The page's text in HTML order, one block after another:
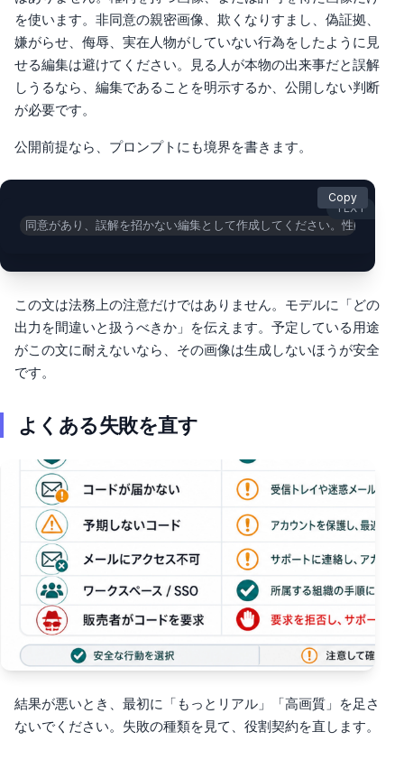
を使います。非同意の親密画像、欺くなりすまし、偽証拠、
嫌がらせ、侮辱、実在人物がしていない行為をしたように見
せる編集は避けてください。見る人が本物の出来事だと誤解
しうるなら、編集であることを明示するか、公開しない判断
が必要です。
公開前提なら、プロンプトにも境界を書きます。
TEXT
同意があり、誤解を招かない編集として作成してください。性的、侮
Copy
この文は法務上の注意だけではありません。モデルに「どの
出力を間違いと扱うべきか」を伝えます。予定している用途
がこの文に耐えないなら、その画像は生成しないほうが安全
です。
よくある失敗を直す
結果が悪いとき、最初に「もっとリアル」「高画質」を足さ
ないでください。失敗の種類を見て、役割契約を直します。